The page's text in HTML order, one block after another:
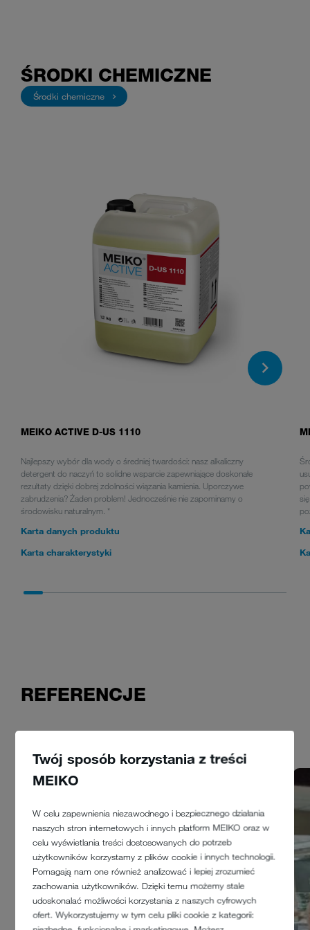
Twój sposób korzystania z treści
MEIKO
W celu zapewnienia niezawodnego i bezpiecznego działania
naszych stron internetowych i innych platform MEIKO oraz w
celu wyświetlania treści dostosowanych do potrzeb
użytkowników korzystamy z plików cookie i innych technologii.
Pomagają nam one również analizować i lepiej zrozumieć
zachowania użytkowników. Dzięki temu możemy stale
udoskonalać możliwości korzystania z naszych cyfrowych
ofert. Wykorzystujemy w tym celu pliki cookie z kategorii:
ŚRODKI CHEMICZNE
Środki chemiczne
MEIKO ACTIVE D-US 1110
Najlepszy wybór dla wody o średniej twardości: nasz alkaliczny
detergent do naczyń to solidne wsparcie zapewniające doskonałe
rezultaty dzięki dobrej zdolności wiązania kamienia. Uporczywe
zabrudzenia? Żaden problem! Jednocześnie nie zapominamy o
środowisku naturalnym. *
Karta danych produktu
Karta charakterystyki
REFERENCJE